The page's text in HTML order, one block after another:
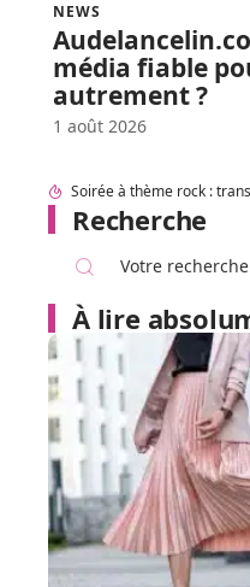
NEWS
média fiable
autrement ?
1 août 2026
Recherche
À lire